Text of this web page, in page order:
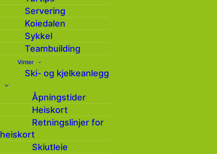
Servering
Koiedalen
Sykkel
Teambuilding
Vinter
Ski- og kjelkeanlegg
Åpningstider
Heiskort
Retningslinjer for
heiskort
Skiutleie
personvernerklæringen